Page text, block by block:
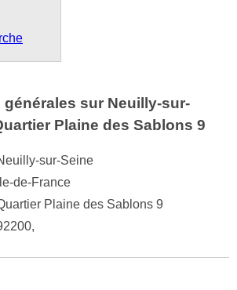
générales sur Neuilly-sur-
Plaine des Sablons 9
sur-Seine
Île-de-France
Plaine des Sablons 9